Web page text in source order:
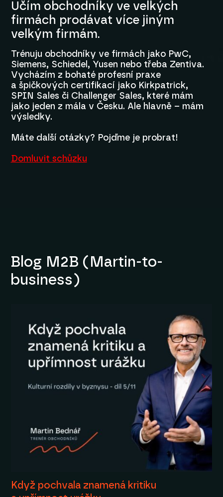
Učím obchodníky ve velkých
firmách prodávat více jiným
velkým firmám.
Trénuju obchodníky ve firmách jako PwC,
Siemens, Schiedel, Yusen nebo třeba Zentiva.
Vycházím z bohaté profesní praxe
a špičkových certifikací jako Kirkpatrick,
SPIN Sales či Challenger Sales, které mám
jako jeden z mála v Česku. Ale hlavně – mám
výsledky.
Máte další otázky? Pojďme je probrat!
Domluvit schůzku
Blog M2B (Martin-to-
business)
Když pochvala znamená kritiku